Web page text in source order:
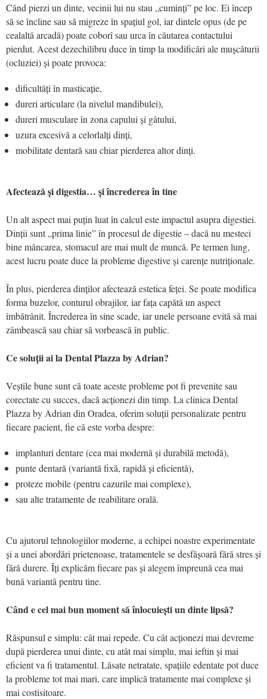
Când pierzi un dinte, vecinii lui nu stau „cuminți” pe loc. Ei încep
să se încline sau să migreze în spațiul gol, iar dintele opus (de pe
cealaltă arcadă) poate coborî sau urca în căutarea contactului
pierdut. Acest dezechilibru duce în timp la modificări ale mușcăturii
(ocluziei) și poate provoca:
dificultăți în masticație,
dureri articulare (la nivelul mandibulei),
dureri musculare în zona capului și gâtului,
uzura excesivă a celorlalți dinți,
mobilitate dentară sau chiar pierderea altor dinți.
Afectează și digestia… și încrederea în tine
Un alt aspect mai puțin luat în calcul este impactul asupra digestiei.
Dinții sunt „prima linie” în procesul de digestie – dacă nu mesteci
bine mâncarea, stomacul are mai mult de muncă. Pe termen lung,
acest lucru poate duce la probleme digestive și carențe nutriționale.
În plus, pierderea dinților afectează estetica feței. Se poate modifica
forma buzelor, conturul obrajilor, iar fața capătă un aspect
îmbătrânit. Încrederea în sine scade, iar unele persoane evită să mai
zâmbească sau chiar să vorbească în public.
Ce soluții ai la Dental Plazza by Adrian?
Veștile bune sunt că toate aceste probleme pot fi prevenite sau
corectate cu succes, dacă acționezi din timp. La clinica Dental
Plazza by Adrian din Oradea, oferim soluții personalizate pentru
fiecare pacient, fie că este vorba despre:
implanturi dentare (cea mai modernă și durabilă metodă),
punte dentară (variantă fixă, rapidă și eficientă),
proteze mobile (pentru cazurile mai complexe),
sau alte tratamente de reabilitare orală.
Cu ajutorul tehnologiilor moderne, a echipei noastre experimentate
și a unei abordări prietenoase, tratamentele se desfășoară fără stres și
fără durere. Îți explicăm fiecare pas și alegem împreună cea mai
bună variantă pentru tine.
Când e cel mai bun moment să înlocuiești un dinte lipsă?
Răspunsul e simplu: cât mai repede. Cu cât acționezi mai devreme
după pierderea unui dinte, cu atât mai simplu, mai ieftin și mai
eficient va fi tratamentul. Lăsate netratate, spațiile edentate pot duce
la probleme tot mai mari, care implică tratamente mai complexe și
mai costisitoare.